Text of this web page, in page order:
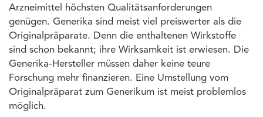
Arzneimittel höchsten Qualitätsanforderungen
genügen. Generika sind meist viel preiswerter als die
Originalpräparate. Denn die enthaltenen Wirkstoffe
sind schon bekannt; ihre Wirksamkeit ist erwiesen. Die
Generika-Hersteller müssen daher keine teure
Forschung mehr finanzieren. Eine Umstellung vom
Originalpräparat zum Generikum ist meist problemlos
möglich.